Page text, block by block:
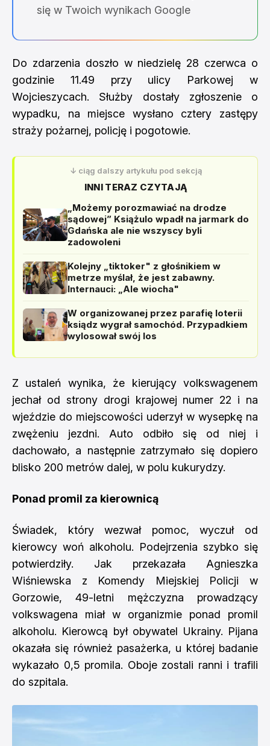
się w Twoich wynikach Google
Do zdarzenia doszło w niedzielę 28 czerwca o
godzinie 11.49 przy ulicy Parkowej w
Wojcieszycach. Służby dostały zgłoszenie o
wypadku, na miejsce wysłano cztery zastępy
straży pożarnej, policję i pogotowie.
↓ ciąg dalszy artykułu pod sekcją
INNI TERAZ CZYTAJĄ
„Możemy porozmawiać na drodze
sądowej” Książulo wpadł na jarmark do
Gdańska ale nie wszyscy byli
zadowoleni
Kolejny „tiktoker" z głośnikiem w
metrze myślał, że jest zabawny.
Internauci: „Ale wiocha"
W organizowanej przez parafię loterii
ksiądz wygrał samochód. Przypadkiem
wylosował swój los
Z ustaleń wynika, że kierujący volkswagenem
jechał od strony drogi krajowej numer 22 i na
wjeździe do miejscowości uderzył w wysepkę na
zwężeniu jezdni. Auto odbiło się od niej i
dachowało, a następnie zatrzymało się dopiero
blisko 200 metrów dalej, w polu kukurydzy.
Ponad promil za kierownicą
Świadek, który wezwał pomoc, wyczuł od
kierowcy woń alkoholu. Podejrzenia szybko się
potwierdziły. Jak przekazała Agnieszka
Wiśniewska z Komendy Miejskiej Policji w
Gorzowie, 49-letni mężczyzna prowadzący
volkswagena miał w organizmie ponad promil
alkoholu. Kierowcą był obywatel Ukrainy. Pijana
okazała się również pasażerka, u której badanie
wykazało 0,5 promila. Oboje zostali ranni i trafili
do szpitala.